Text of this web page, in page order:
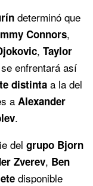
determinó que
Connors,
, Taylor
enfrentará así
distinta a la del
a Alexander
.
del grupo Bjorn
Zverev, Ben
disponible